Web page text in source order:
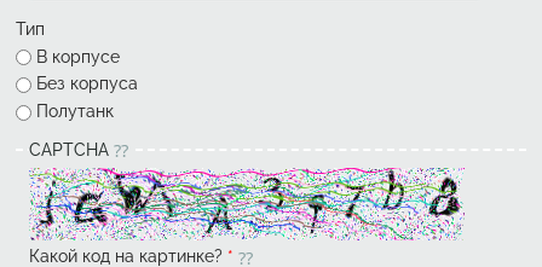
Тип
В корпусе
Без корпуса
Полутанк
CAPTCHA
Какой код на картинке? *